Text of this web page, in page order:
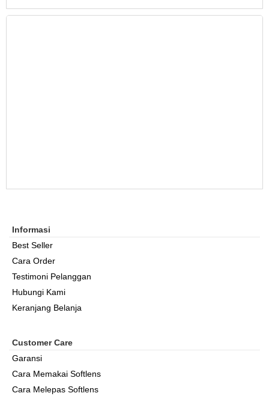
Informasi
Best Seller
Cara Order
Testimoni Pelanggan
Hubungi Kami
Keranjang Belanja
Customer Care
Garansi
Cara Memakai Softlens
Cara Melepas Softlens